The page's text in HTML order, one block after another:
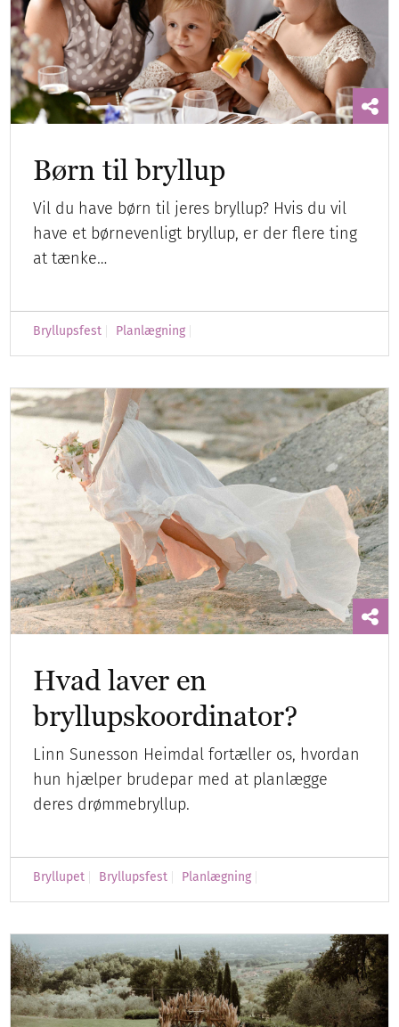
Børn til bryllup
Vil du have børn til jeres bryllup? Hvis du vil
have et børnevenligt bryllup, er der flere ting
at tænke…
Bryllupsfest Planlægning
Hvad laver en
bryllupskoordinator?
Linn Sunesson Heimdal fortæller os, hvordan
hun hjælper brudepar med at planlægge
deres drømmebryllup.
Bryllupet Bryllupsfest Planlægning